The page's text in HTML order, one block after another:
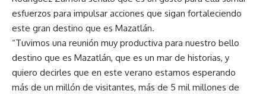
esfuerzos para impulsar acciones que sigan fortaleciendo
este gran destino que es Mazatlán.
“Tuvimos una reunión muy productiva para nuestro bello
destino que es Mazatlán, que es un mar de historias, y
quiero decirles que en este verano estamos esperando
más de un millón de visitantes, más de 5 mil millones de